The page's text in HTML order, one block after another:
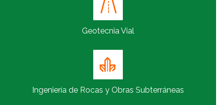
Geotecnia Vial
Ingeniería de Rocas y Obras Subterráneas